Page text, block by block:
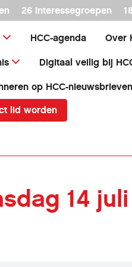
26 interessegroepen
HCC-agenda Over
Digitaal veilig bij
op HCC-nieuwsbrieven
lid worden
14